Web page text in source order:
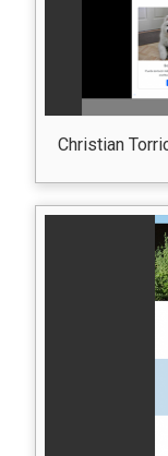
Christian